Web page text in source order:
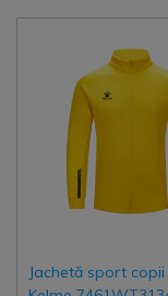
Jachetă sport copii